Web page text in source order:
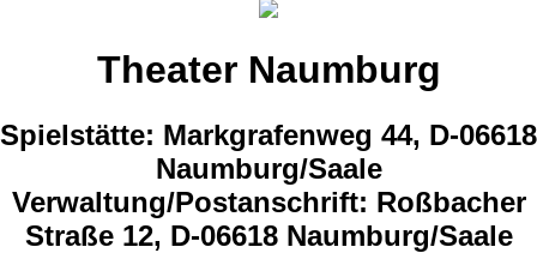
Theater Naumburg
Spielstätte: Markgrafenweg 44, D-06618
Naumburg/Saale
Verwaltung/Postanschrift: Roßbacher
Straße 12, D-06618 Naumburg/Saale